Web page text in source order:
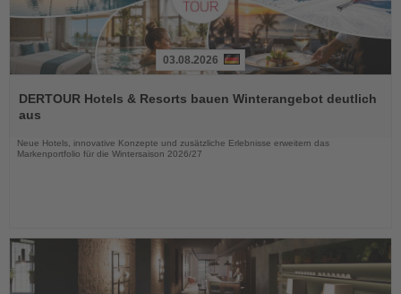
Sie
die
03.08.2026
DERTOUR Hotels & Resorts bauen Winterangebot deutlich
aus
Neue Hotels, innovative Konzepte und zusätzliche Erlebnisse erweitern das
Markenportfolio für die Wintersaison 2026/27